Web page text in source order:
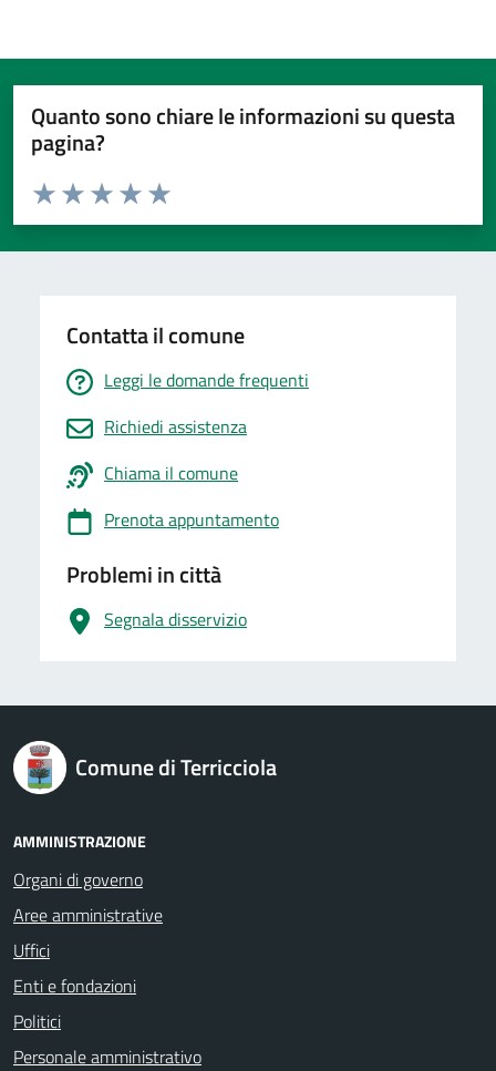
Quanto sono chiare le informazioni su questa
pagina?
Valuta da 1 a 5 stelle la pagina
Valuta 5 stelle su 5
Valuta 4 stelle su 5
Valuta 3 stelle su 5
Valuta 2 stelle su 5
Valuta 1 stelle su 5
Contatta il comune
Leggi le domande frequenti
Richiedi assistenza
Chiama il comune
Prenota appuntamento
Problemi in città
Segnala disservizio
logo Unione Europea
Comune di Terricciola
AMMINISTRAZIONE
Organi di governo
Aree amministrative
Uffici
Enti e fondazioni
Politici
Personale amministrativo